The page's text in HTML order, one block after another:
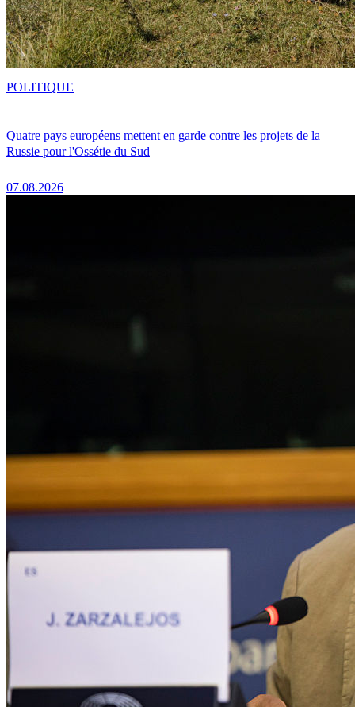
Quatre pays européens mettent en garde contre les projets de la
Russie pour l'Ossétie du Sud
07.08.2026
POLITIQUE